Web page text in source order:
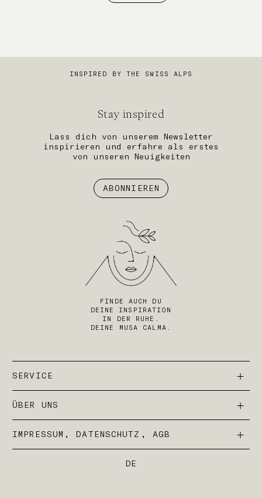
INSPIRED BY THE SWISS ALPS
Stay inspired
Lass dich von unserem Newsletter
inspirieren und erfahre als erstes
von unseren Neuigkeiten
ABONNIEREN
FINDE AUCH DU
DEINE INSPIRATION
IN DER RUHE.
DEINE MUSA CALMA.
SERVICE
ÜBER UNS
IMPRESSUM, DATENSCHUTZ, AGB
DE